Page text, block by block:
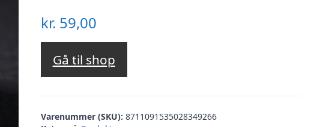
kr. 59,00
Gå til shop
Varenummer (SKU): 8711091535028349266